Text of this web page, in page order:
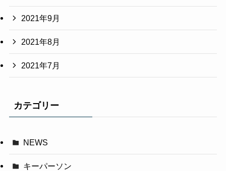
2021年9月
2021年8月
2021年7月
カテゴリー
NEWS
キーパーソン